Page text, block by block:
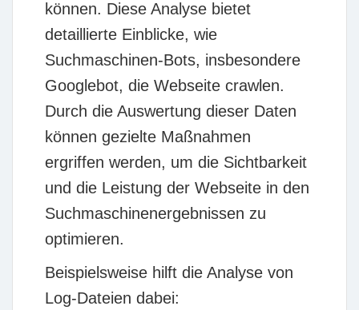
können. Diese Analyse bietet
detaillierte Einblicke, wie
Suchmaschinen-Bots, insbesondere
Googlebot, die Webseite crawlen.
Durch die Auswertung dieser Daten
können gezielte Maßnahmen
ergriffen werden, um die Sichtbarkeit
und die Leistung der Webseite in den
Suchmaschinenergebnissen zu
optimieren.
Beispielsweise hilft die Analyse von
Log-Dateien dabei: